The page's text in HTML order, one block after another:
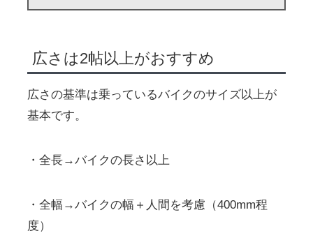
広さは2帖以上がおすすめ
広さの基準は乗っているバイクのサイズ以上が
基本です。
・全長→バイクの長さ以上
・全幅→バイクの幅＋人間を考慮（400mm程
度）